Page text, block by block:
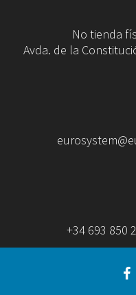
No tienda
Avda. de la
+34 693 850